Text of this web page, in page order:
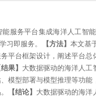
服务平台集成海洋人工智
习即服务。
【方法】本文基
平台框架设计，阐述平台
结果】 大数据驱动的海洋人工
模型部署与模型推理等功
【结论】 大数据驱动的海洋